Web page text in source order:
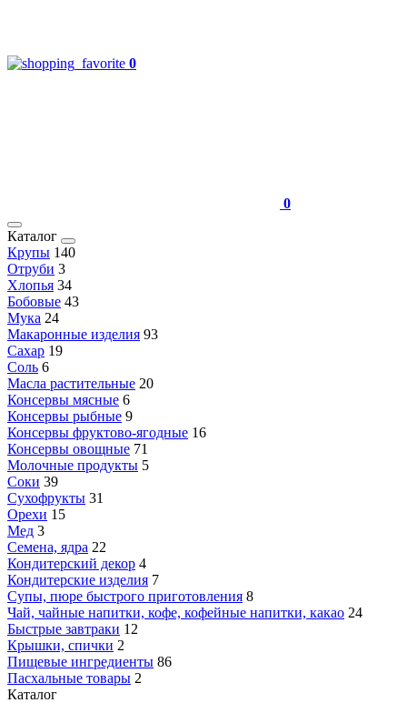
0
0
Каталог
Крупы 140
Отруби 3
Хлопья 34
Бобовые 43
Мука 24
Макаронные изделия 93
Сахар 19
Соль 6
Масла растительные 20
Консервы мясные 6
Консервы рыбные 9
Консервы фруктово-ягодные 16
Консервы овощные 71
Молочные продукты 5
Соки 39
Сухофрукты 31
Орехи 15
Мед 3
Семена, ядра 22
Кондитерский декор 4
Кондитерские изделия 7
Супы, пюре быстрого приготовления 8
Чай, чайные напитки, кофе, кофейные напитки, какао 24
Быстрые завтраки 12
Крышки, спички 2
Пищевые ингредиенты 86
Пасхальные товары 2
Каталог